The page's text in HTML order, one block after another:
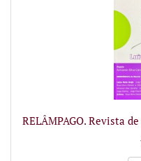
RELÂMPAGO. Revista